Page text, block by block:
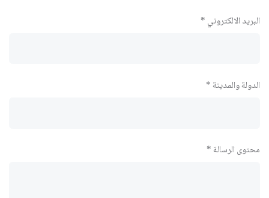
البريد الالكتروني *
الدولة والمدينة *
محتوى الرسالة *